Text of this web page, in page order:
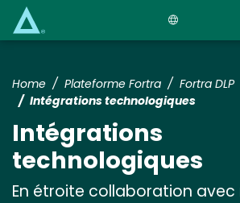
Home Plateforme Fortra
Fortra DLP
Intégrations technologiques
Intégrations
technologiques
En étroite collaboration avec